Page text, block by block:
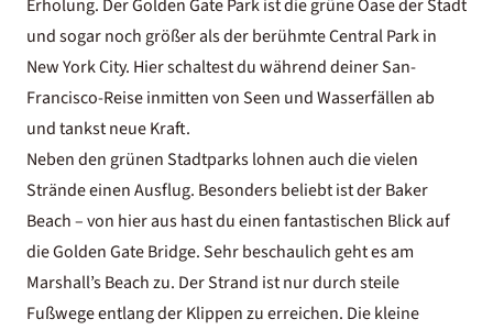
Erholung. Der Golden Gate Park ist die grüne Oase der Stadt
und sogar noch größer als der berühmte Central Park in
New York City. Hier schaltest du während deiner San-
Francisco-Reise inmitten von Seen und Wasserfällen ab
und tankst neue Kraft.
Neben den grünen Stadtparks lohnen auch die vielen
Strände einen Ausflug. Besonders beliebt ist der Baker
Beach – von hier aus hast du einen fantastischen Blick auf
die Golden Gate Bridge. Sehr beschaulich geht es am
Marshall’s Beach zu. Der Strand ist nur durch steile
Fußwege entlang der Klippen zu erreichen. Die kleine